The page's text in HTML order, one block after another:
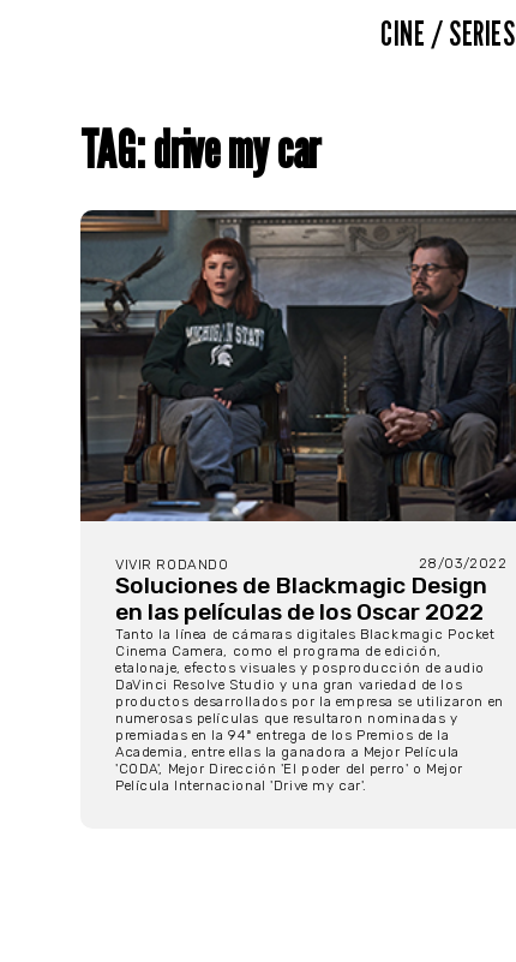
CINE / SERIES
TAG: drive my car
VIVIR RODANDO 28/03/2022
Soluciones de Blackmagic Design
en las películas de los Oscar 2022
Tanto la línea de cámaras digitales Blackmagic Pocket
Cinema Camera, como el programa de edición,
etalonaje, efectos visuales y posproducción de audio
DaVinci Resolve Studio y una gran variedad de los
productos desarrollados por la empresa se utilizaron en
numerosas películas que resultaron nominadas y
premiadas en la 94ª entrega de los Premios de la
Academia, entre ellas la ganadora a Mejor Película
'CODA', Mejor Dirección 'El poder del perro' o Mejor
Película Internacional 'Drive my car'.